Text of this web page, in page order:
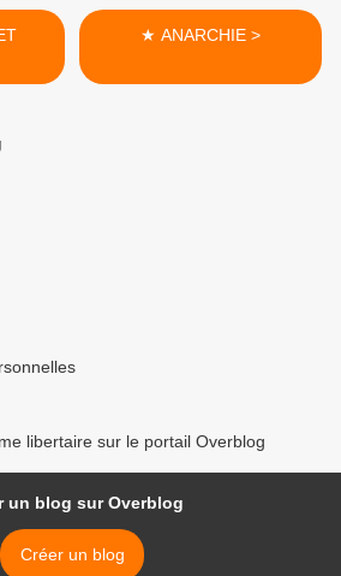
★ ANARCHIE >
libertaire sur le portail Overblog
un blog sur Overblog
Créer un blog